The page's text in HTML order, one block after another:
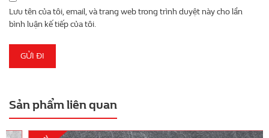
Lưu tên của tôi, email, và trang web trong trình duyệt này cho lần
bình luận kế tiếp của tôi.
Sản phẩm liên quan